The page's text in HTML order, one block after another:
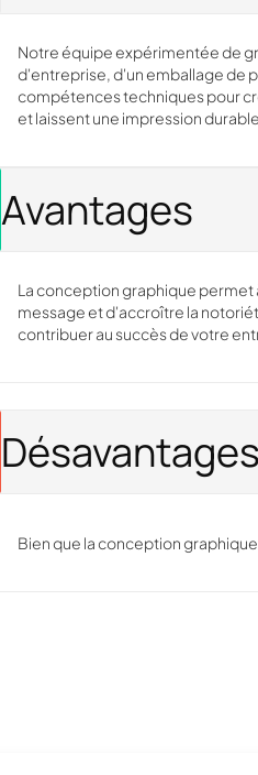
Notre équipe expérimentée de
d'entreprise, d'un emballage de
compétences techniques pour
et laissent une impression
Avantages
La conception graphique
message et d'accroître la
contribuer au succès de votre
Désavantages
Bien que la conception